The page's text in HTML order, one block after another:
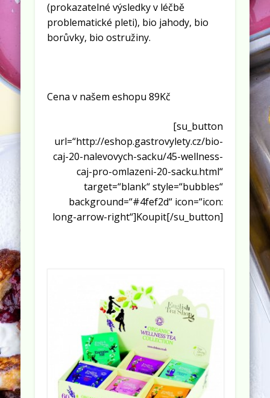
(prokazatelné výsledky v léčbě
problematické pleti), bio jahody, bio
borůvky, bio ostružiny.
Cena v našem eshopu 89Kč
[su_button
url=“http://eshop.gastrovylety.cz/bio-
caj-20-nalevovych-sacku/45-wellness-
caj-pro-omlazeni-20-sacku.html“
target=“blank“ style=“bubbles“
background=“#4fef2d“ icon=“icon:
long-arrow-right“]Koupit[/su_button]